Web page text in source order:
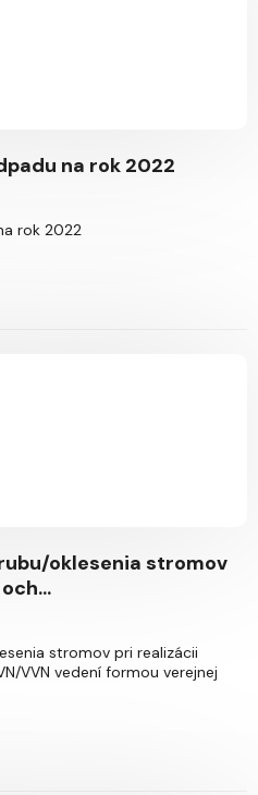
na rok 2022
rok 2022
oklesenia stromov
stromov pri realizácii
VVN vedení formou verejnej